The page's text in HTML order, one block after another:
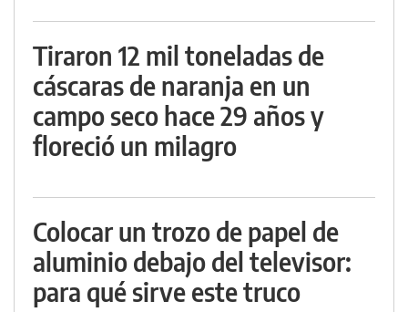
Tiraron 12 mil toneladas de
cáscaras de naranja en un
campo seco hace 29 años y
floreció un milagro
Colocar un trozo de papel de
aluminio debajo del televisor:
para qué sirve este truco